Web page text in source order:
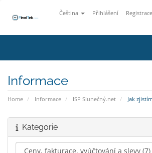
Čeština Přihlášení Registrace
Informace
Home Informace ISP Slunečný.net Jak
Kategorie